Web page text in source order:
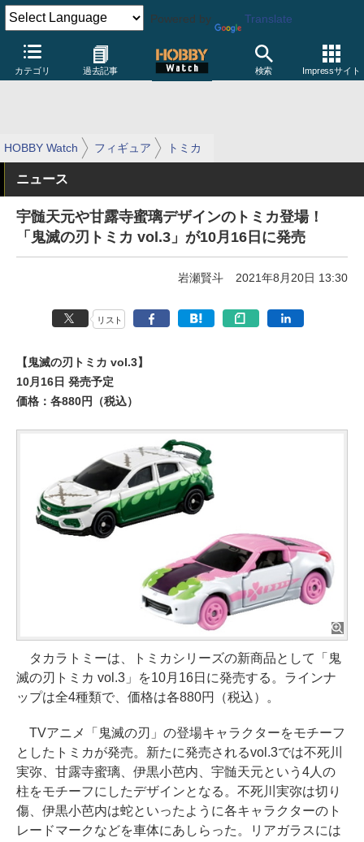
Powered by Translate
カテゴリ 過去記事 検索 Impressサイト
HOBBY Watch フィギュア トミカ
ニュース
宇髄天元や甘露寺蜜璃デザインのトミカ登場！
「鬼滅の刃トミカ vol.3」が10月16日に発売
岩瀬賢斗 2021年8月20日 13:30
リスト
【鬼滅の刃トミカ vol.3】
10月16日 発売予定
価格：各880円（税込）
タカラトミーは、トミカシリーズの新商品として「鬼
滅の刃トミカ vol.3」を10月16日に発売する。ラインナ
ップは全4種類で、価格は各880円（税込）。
TVアニメ「鬼滅の刃」の登場キャラクターをモチーフ
としたトミカが発売。新たに発売されるvol.3では不死川
実弥、甘露寺蜜璃、伊黒小芭内、宇髄天元という4人の
柱をモチーフにしたデザインとなる。不死川実弥は切り
傷、伊黒小芭内は蛇といったように各キャラクターのト
レードマークなどを車体にあしらった。リアガラスには